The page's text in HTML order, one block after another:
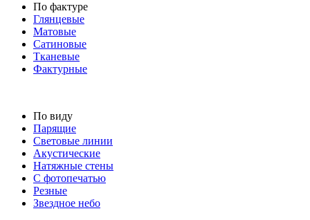
По фактуре
Глянцевые
Матовые
Сатиновые
Тканевые
Фактурные
По виду
Парящие
Световые линии
Акустические
Натяжные стены
С фотопечатью
Резные
Звездное небо